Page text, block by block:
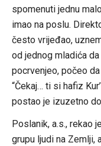
spomenuti jednu
imao na poslu.
često vrijeđao,
od jednog mladića da
pocrvenjeo, počeo
“Čekaj… ti si hafiz
postao je izuzetno
Poslanik, a.s., rekao
grupu ljudi na Zemlji,